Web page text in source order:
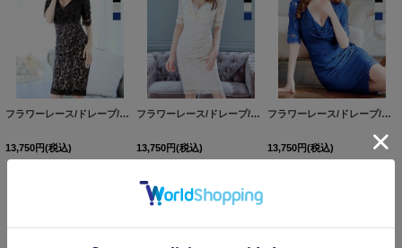
フラワーレース/ドレープ/半袖/袖あり/タイト/膝丈/ワンピース/ミディアムドレス/キャバドレス【S-Mサイズ/1カラー】[HC02]
13,750円(税込)
フラワーレース/ドレープ/半袖/袖あり/タイト/膝丈/ワンピース/ミディアムドレス/キャバドレス【S-Mサイズ/1カラー】[HC02]
13,750円(税込)
フラワーレース/ドレープ/半袖/袖あり/タイト/膝丈/ワンピース/ミディアムドレス/キャバドレス【S-Mサイズ/1カラー】[HC02]
13,750円(税込)